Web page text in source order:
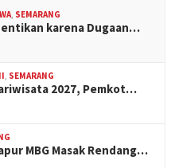
SEMARANG
karena Dugaan…
SEMARANG
2027, Pemkot…
MBG Masak Rendang…